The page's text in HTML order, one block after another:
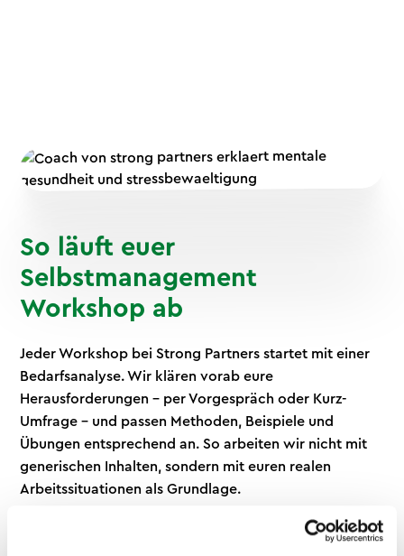
So läuft euer
Selbstmanagement
Workshop ab
Jeder Workshop bei Strong Partners startet mit einer
Bedarfsanalyse. Wir klären vorab eure
Herausforderungen – per Vorgespräch oder Kurz-
Umfrage – und passen Methoden, Beispiele und
Übungen entsprechend an. So arbeiten wir nicht mit
generischen Inhalten, sondern mit euren realen
Arbeitssituationen als Grundlage.